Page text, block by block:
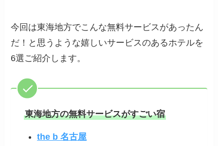
今回は東海地方でこんな無料サービスがあったん
だ！と思うような嬉しいサービスのあるホテルを
6選ご紹介します。
東海地方の無料サービスがすごい宿
the b 名古屋